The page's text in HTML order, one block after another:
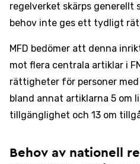
regelverket skärps generellt
behov inte ges ett tydligt
MFD bedömer att denna
mot flera centrala artiklar i
rättigheter för personer
bland annat artiklarna 5 om
tillgänglighet och 13 om
Behov av nationell